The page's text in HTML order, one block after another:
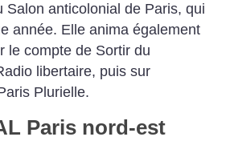
Salon anticolonial de Paris, qui
année. Elle anima également
le compte de Sortir du
libertaire, puis sur
Plurielle.
Paris nord-est